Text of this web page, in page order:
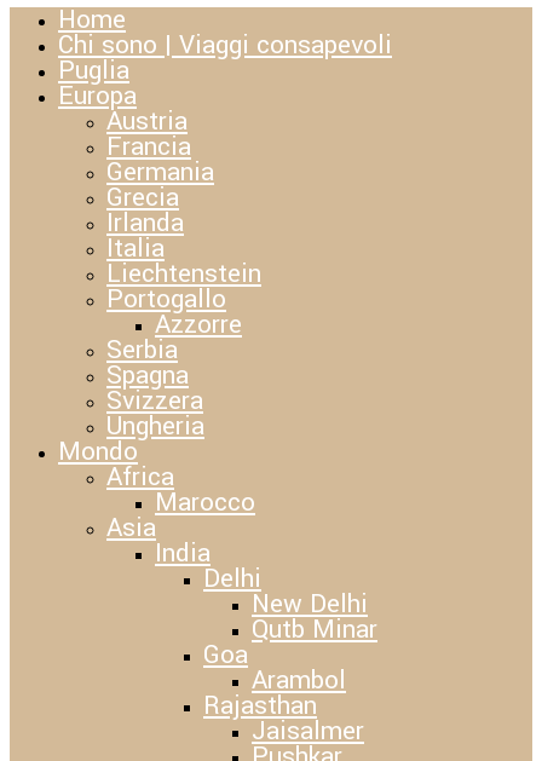
Home
Chi sono | Viaggi consapevoli
Puglia
Europa
Austria
Francia
Germania
Grecia
Irlanda
Italia
Liechtenstein
Portogallo
Azzorre
Serbia
Spagna
Svizzera
Ungheria
Mondo
Africa
Marocco
Asia
India
Delhi
New Delhi
Qutb Minar
Goa
Arambol
Rajasthan
Jaisalmer